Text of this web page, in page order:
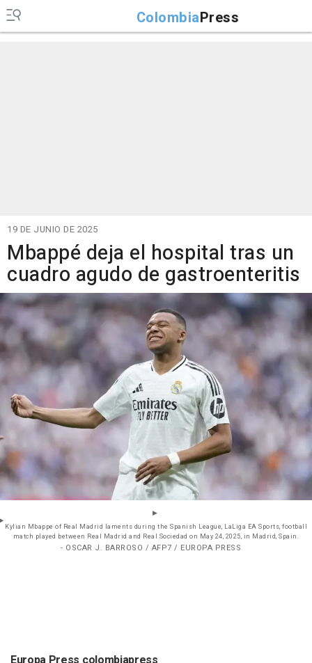
ColombiaPress
19 DE JUNIO DE 2025
Mbappé deja el hospital tras un
cuadro agudo de gastroenteritis
Kylian Mbappe of Real Madrid laments during the Spanish League, LaLiga EA Sports, football
match played between Real Madrid and Real Sociedad on May 24, 2025, in Madrid, Spain.
- OSCAR J. BARROSO / AFP7 / EUROPA PRESS